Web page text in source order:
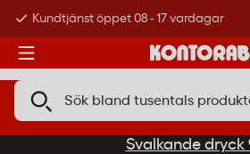
Kundtjänst öppet 08 - 17 vardagar
Svalkande dryck